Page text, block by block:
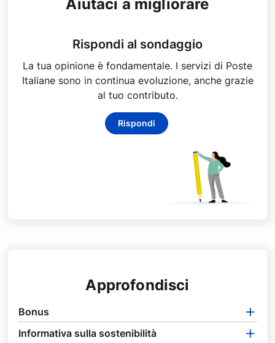
Aiutaci a migliorare
Rispondi al sondaggio
La tua opinione è fondamentale. I servizi di Poste
Italiane sono in continua evoluzione, anche grazie
al tuo contributo.
Rispondi
Approfondisci
Bonus
Informativa sulla sostenibilità